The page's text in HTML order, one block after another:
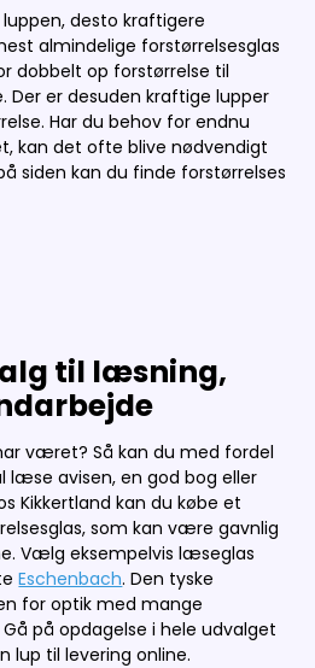
desto kraftigere
almindelige forstørrelsesglas
dobbelt op forstørrelse til
Der er desuden kraftige lupper
Har du behov for endnu
kan det ofte blive nødvendigt
siden kan du finde forstørrelses
til læsning,
været? Så kan du med fordel
læse avisen, en god bog eller
Kikkertland kan du købe et
som kan være gavnlig
Vælg eksempelvis læseglas
Eschenbach. Den tyske
for optik med mange
på opdagelse i hele udvalget
lup til levering online.